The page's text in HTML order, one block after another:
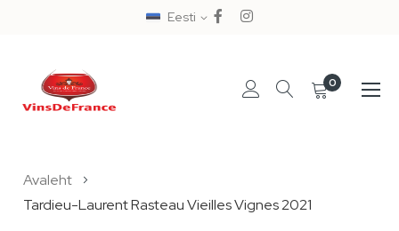
Eesti
0
to
Content
Avaleht
Tardieu-Laurent Rasteau Vieilles Vignes 2021